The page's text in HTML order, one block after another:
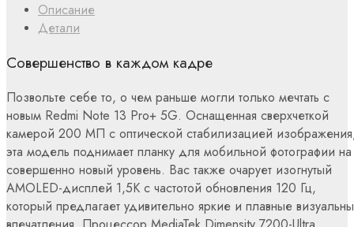
Описание
Детали
Совершенство в каждом кадре
Позвольте себе то, о чем раньше могли только мечтать с
новым Redmi Note 13 Pro+ 5G. Оснащенная сверхчеткой
камерой 200 МП с оптической стабилизацией
эта модель поднимает планку для мобильной фотографии на
совершенно новый уровень. Вас также очарует изогнутый
AMOLED-дисплей 1,5K с частотой обновления 120 Гц,
который предлагает удивительно яркие и плавные